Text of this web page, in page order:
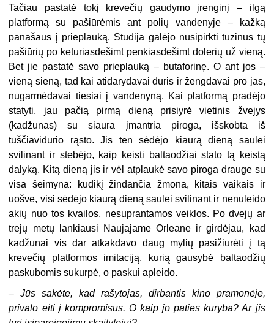
Tačiau pastatė tokį krevečių gaudymo įrenginį – ilgą
platformą su pašiūrėmis ant polių vandenyje – kažką
panašaus į prieplauką. Studija galėjo nusipirkti tuzinus tų
pašiūrių po keturiasdešimt penkiasdešimt dolerių už vieną.
Bet jie pastatė savo prieplauką – butaforinę. O ant jos –
vieną sieną, tad kai atidarydavai duris ir žengdavai pro jas,
nugarmėdavai tiesiai į vandenyną. Kai platformą pradėjo
statyti, jau pačią pirmą dieną prisiyrė vietinis žvejys
(kadžunas) su siaura įmantria piroga, išskobta iš
tuščiavidurio rąsto. Jis ten sėdėjo kiaurą dieną saulei
svilinant ir stebėjo, kaip keisti baltaodžiai stato tą keistą
dalyką. Kitą dieną jis ir vėl atplaukė savo piroga drauge su
visa šeimyna: kūdikį žindančia žmona, kitais vaikais ir
uošve, visi sėdėjo kiaurą dieną saulei svilinant ir nenuleido
akių nuo tos kvailos, nesuprantamos veiklos. Po dvejų ar
trejų metų lankiausi Naujajame Orleane ir girdėjau, kad
kadžunai vis dar atkakdavo daug mylių pasižiūrėti į tą
krevečių platformos imitaciją, kurią gausybė baltaodžių
paskubomis sukurpė, o paskui apleido.
–Jūs sakėte, kad rašytojas, dirbantis kino pramonėje,
privalo eiti į kompromisus. O kaip jo paties kūryba? Ar jis